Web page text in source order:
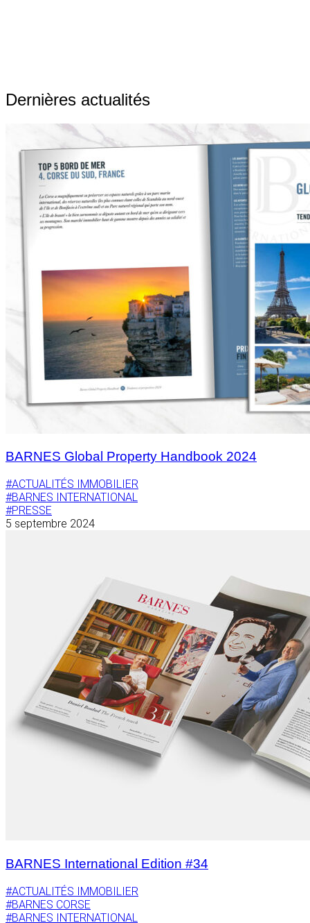
Dernières actualités
BARNES Global Property Handbook 2024
#ACTUALITÉS IMMOBILIER
#BARNES INTERNATIONAL
#PRESSE
5 septembre 2024
BARNES International Edition #34
#ACTUALITÉS IMMOBILIER
#BARNES CORSE
#BARNES INTERNATIONAL